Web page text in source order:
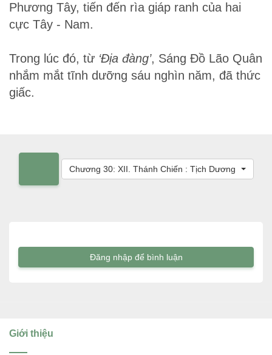
Phương Tây, tiến đến rìa giáp ranh của hai
cực Tây - Nam.
Trong lúc đó, từ ‘Địa đàng’, Sáng Đồ Lão Quân
nhắm mắt tĩnh dưỡng sáu nghìn năm, đã thức
giấc.
Chương 30: XII. Thánh Chiến : Tịch Dương
Đăng nhập để bình luận
Giới thiệu